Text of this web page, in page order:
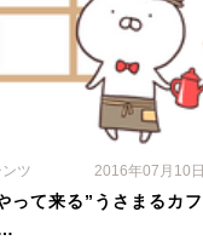
ツ 2016年07月10日
って来る”うさまるカフ